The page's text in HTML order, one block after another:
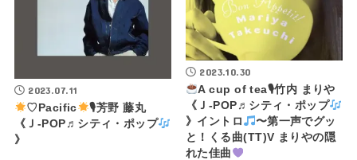
2023.07.11
♡Pacific
🎙芳野 藤丸
《Ｊ-POP♬シティ・ポップ
》
2023.10.30
A cup of tea🎙竹内 まりや
《Ｊ-POP♬シティ・ポップ
》イントロ
〜第一声でグッ
と！くる曲(TT)V まりやの隠
れた佳曲